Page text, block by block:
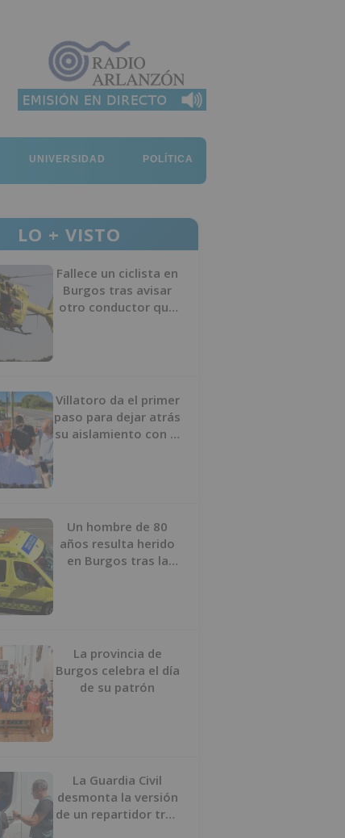
UNIVERSIDAD POLÍTICA
LO + VISTO
Fallece un ciclista en
Burgos tras avisar
otro conductor que
Villatoro da el primer
paso para dejar atrás
su aislamiento con el
Un hombre de 80
años resulta herido
en Burgos tras la
La provincia de
Burgos celebra el día
de su patrón
La Guardia Civil
desmonta la versión
de un repartidor tras